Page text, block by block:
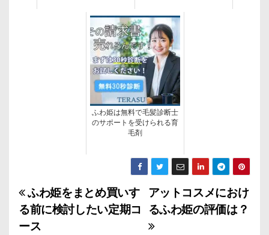
ふわ姫は無料で毛髪診断士
のサポートを受けられる育
毛剤
投
稿
アットコスメにおけ
るふわ姫の評価は？
ふわ姫をまとめ買いす
る前に検討したい定期コ
ース